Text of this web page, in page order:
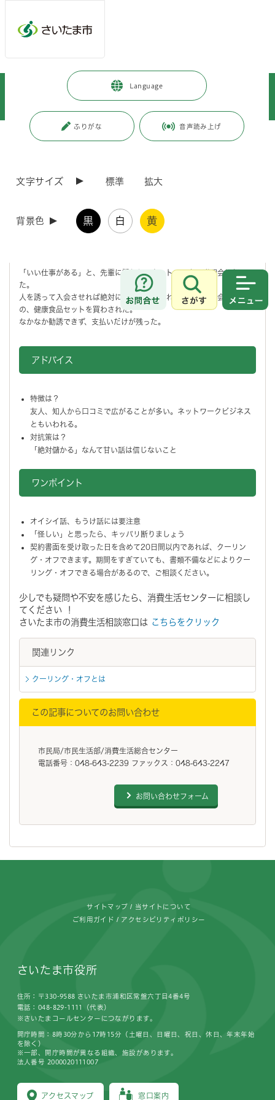
Language
ふりがな 音声読み上げ
文字サイズ 標準 拡大
背景色 黒 白 黄
お問合せ
さがす
暮らし・手続き > 住まい・暮らし・相談
> 消費生活相談
更新日付：2023年11月15日 / ページ番号：C010085
「いい仕事がある」と、先輩に誘われてネットワークの説明会に行っ
た。
人を誘って入会させれば絶対に儲かると言われて、結局、入会するため
の、健康食品セットを買わされた。
なかなか勧誘できず、支払いだけが残った。
アドバイス
特徴は？
友人、知人から口コミで広がることが多い。ネットワークビジネス
ともいわれる。
対抗策は？
「絶対儲かる」なんて甘い話は信じないこと
ワンポイント
オイシイ話、もうけ話には要注意
「怪しい」と思ったら、キッパリ断りましょう
契約書面を受け取った日を含めて20日間以内であれば、クーリン
グ・オフできます。期間をすぎていても、書類不備などによりクー
リング・オフできる場合があるので、ご相談ください。
少しでも疑問や不安を感じたら、消費生活センターに相談し
てください ！
さいたま市の消費生活相談窓口は こちらをクリック
関連リンク
クーリング・オフとは
この記事についてのお問い合わせ
市民局/市民生活部/消費生活総合センター
電話番号：048-643-2239 ファックス：048-643-2247
お問い合わせフォーム
サイトマップ 当サイトについて
ご利用ガイド アクセシビリティポリシー
さいたま市役所
住所：〒330-9588 さいたま市浦和区常盤六丁目4番4号
電話：048-829-1111（代表）
※さいたまコールセンターにつながります。
アクセスマップ 窓口案内
開庁時間：8時30分から17時15分（土曜日、日曜日、祝日、休日、年末年始
を除く）
※一部、開庁時間が異なる組織、施設があります。
法人番号 2000020111007